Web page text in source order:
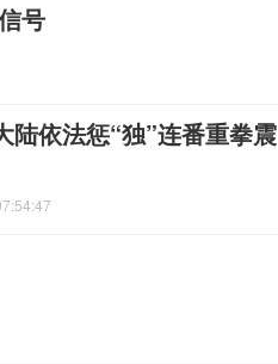
号
陆依法惩“独”连番重拳震